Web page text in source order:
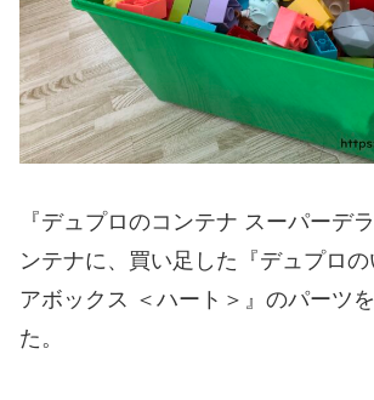
『デュプロのコンテナ スーパーデ
ンテナに、買い足した『デュプロ
アボックス ＜ハート＞』のパーツ
た。